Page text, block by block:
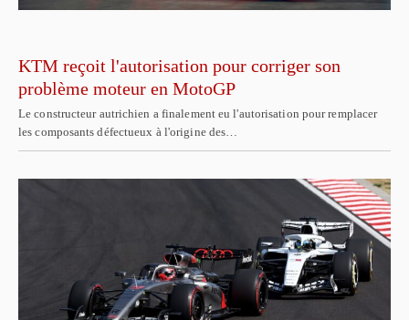
KTM reçoit l'autorisation pour corriger son
problème moteur en MotoGP
Le constructeur autrichien a finalement eu l'autorisation pour remplacer
les composants défectueux à l'origine des…